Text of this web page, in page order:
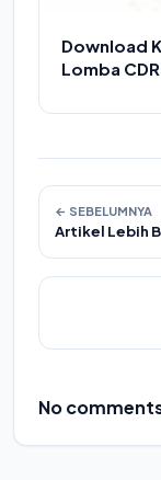
Download
Lomba
← SEBELUMNYA
Artikel Lebih
No